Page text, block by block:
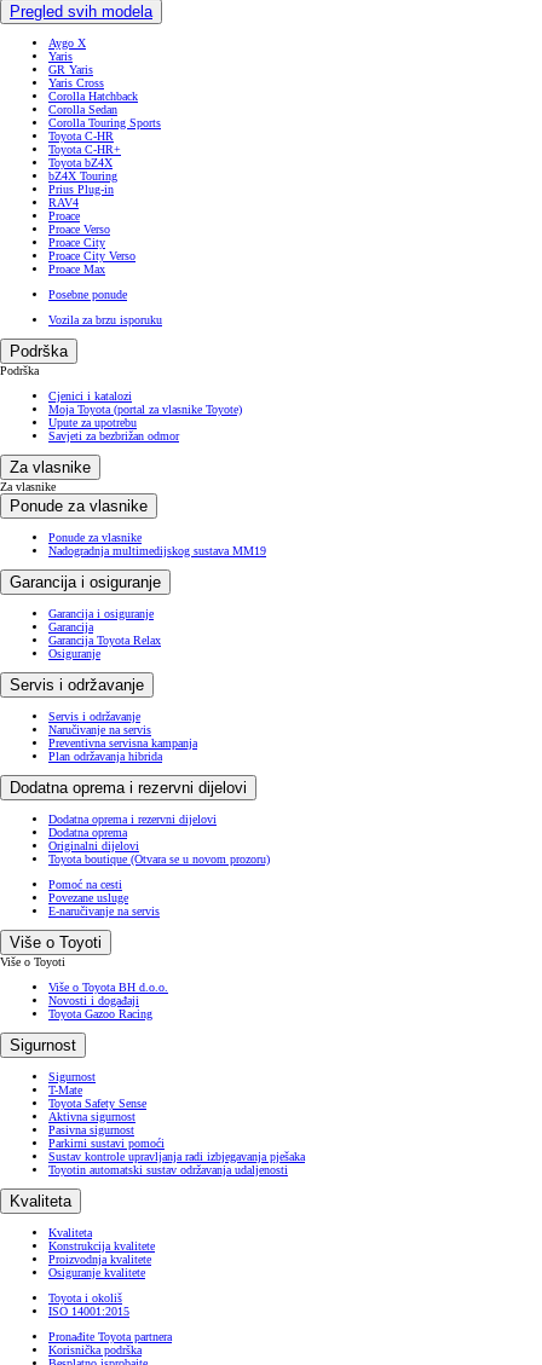
Pregled svih modela
Aygo X
Yaris
GR Yaris
Yaris Cross
Corolla Hatchback
Corolla Sedan
Corolla Touring Sports
Toyota C-HR
Toyota C-HR+
Toyota bZ4X
bZ4X Touring
Prius Plug-in
RAV4
Proace
Proace Verso
Proace City
Proace City Verso
Proace Max
Posebne ponude
Vozila za brzu isporuku
Podrška
Podrška
Cjenici i katalozi
Moja Toyota (portal za vlasnike Toyote)
Upute za upotrebu
Savjeti za bezbrižan odmor
Za vlasnike
Za vlasnike
Ponude za vlasnike
Ponude za vlasnike
Nadogradnja multimedijskog sustava MM19
Garancija i osiguranje
Garancija i osiguranje
Garancija
Garancija Toyota Relax
Osiguranje
Servis i održavanje
Servis i održavanje
Naručivanje na servis
Preventivna servisna kampanja
Plan održavanja hibrida
Dodatna oprema i rezervni dijelovi
Dodatna oprema i rezervni dijelovi
Dodatna oprema
Originalni dijelovi
Toyota boutique (Otvara se u novom prozoru)
Pomoć na cesti
Povezane usluge
E-naručivanje na servis
Više o Toyoti
Više o Toyoti
Više o Toyota BH d.o.o.
Novosti i događaji
Toyota Gazoo Racing
Sigurnost
Sigurnost
T-Mate
Toyota Safety Sense
Aktivna sigurnost
Pasivna sigurnost
Parkirni sustavi pomoći
Sustav kontrole upravljanja radi izbjegavanja pješaka
Toyotin automatski sustav održavanja udaljenosti
Kvaliteta
Kvaliteta
Konstrukcija kvalitete
Proizvodnja kvalitete
Osiguranje kvalitete
Toyota i okoliš
ISO 14001:2015
Pronađite Toyota partnera
Korisnička podrška